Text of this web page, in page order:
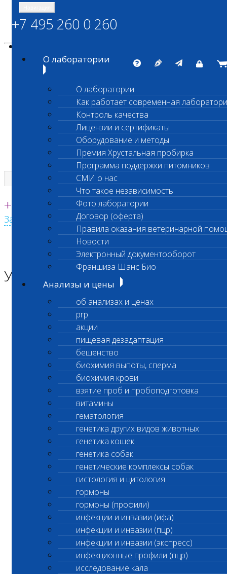
ШАНС БИО
Независимая ветеринарная лаборатория
Единая круглосуточная справочная
+7 495 260 0 260
Заказать звонок с сайта
+7 495 260 0 260
О лаборатории
О лаборатории
Как работает современная
Контроль качества
Лицензии и сертификаты
Оборудование и методы
Премия Хрустальная пробирка
Программа поддержки питомников
СМИ о нас
Что такое независимость
Фото лаборатории
Договор (оферта)
Правила оказания ветеринарной
Новости
Электронный документооборот
Франшиза Шанс Био
Анализы и цены
об анализах и ценах
prp
акции
пищевая дезадаптация
бешенство
биохимия выпоты, сперма
биохимия крови
взятие проб и пробоподготовка
витамины
гематология
генетика других видов животных
генетика кошек
генетика собак
генетические комплексы собак
гистология и цитология
гормоны
гормоны (профили)
инфекции и инвазии (ифа)
инфекции и инвазии (пцр)
инфекции и инвазии (экспресс)
инфекционные профили (пцр)
исследование кала
Главная страница
Уважаемые клиенты!
Уважаемые клиенты!
Уважаемые клиенты!
19 июня 2025 года
01.00 до 04.00 утра
услуги ветеринарного центра
на Нагорной
(Электролитный проезд, д. 3 стр. 12)
будут недоступны
в связи с отключением подачи
электроэнергии.
Прием животных и биоматериала в
клиническом и лабораторном
отделениях,
а также выдача готовых результатов
исследований осуществляться не будут.